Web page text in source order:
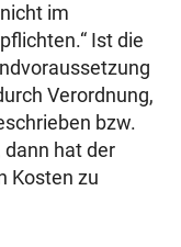
im
Ist die
Verordnung,
bzw.
hat der
Kosten zu